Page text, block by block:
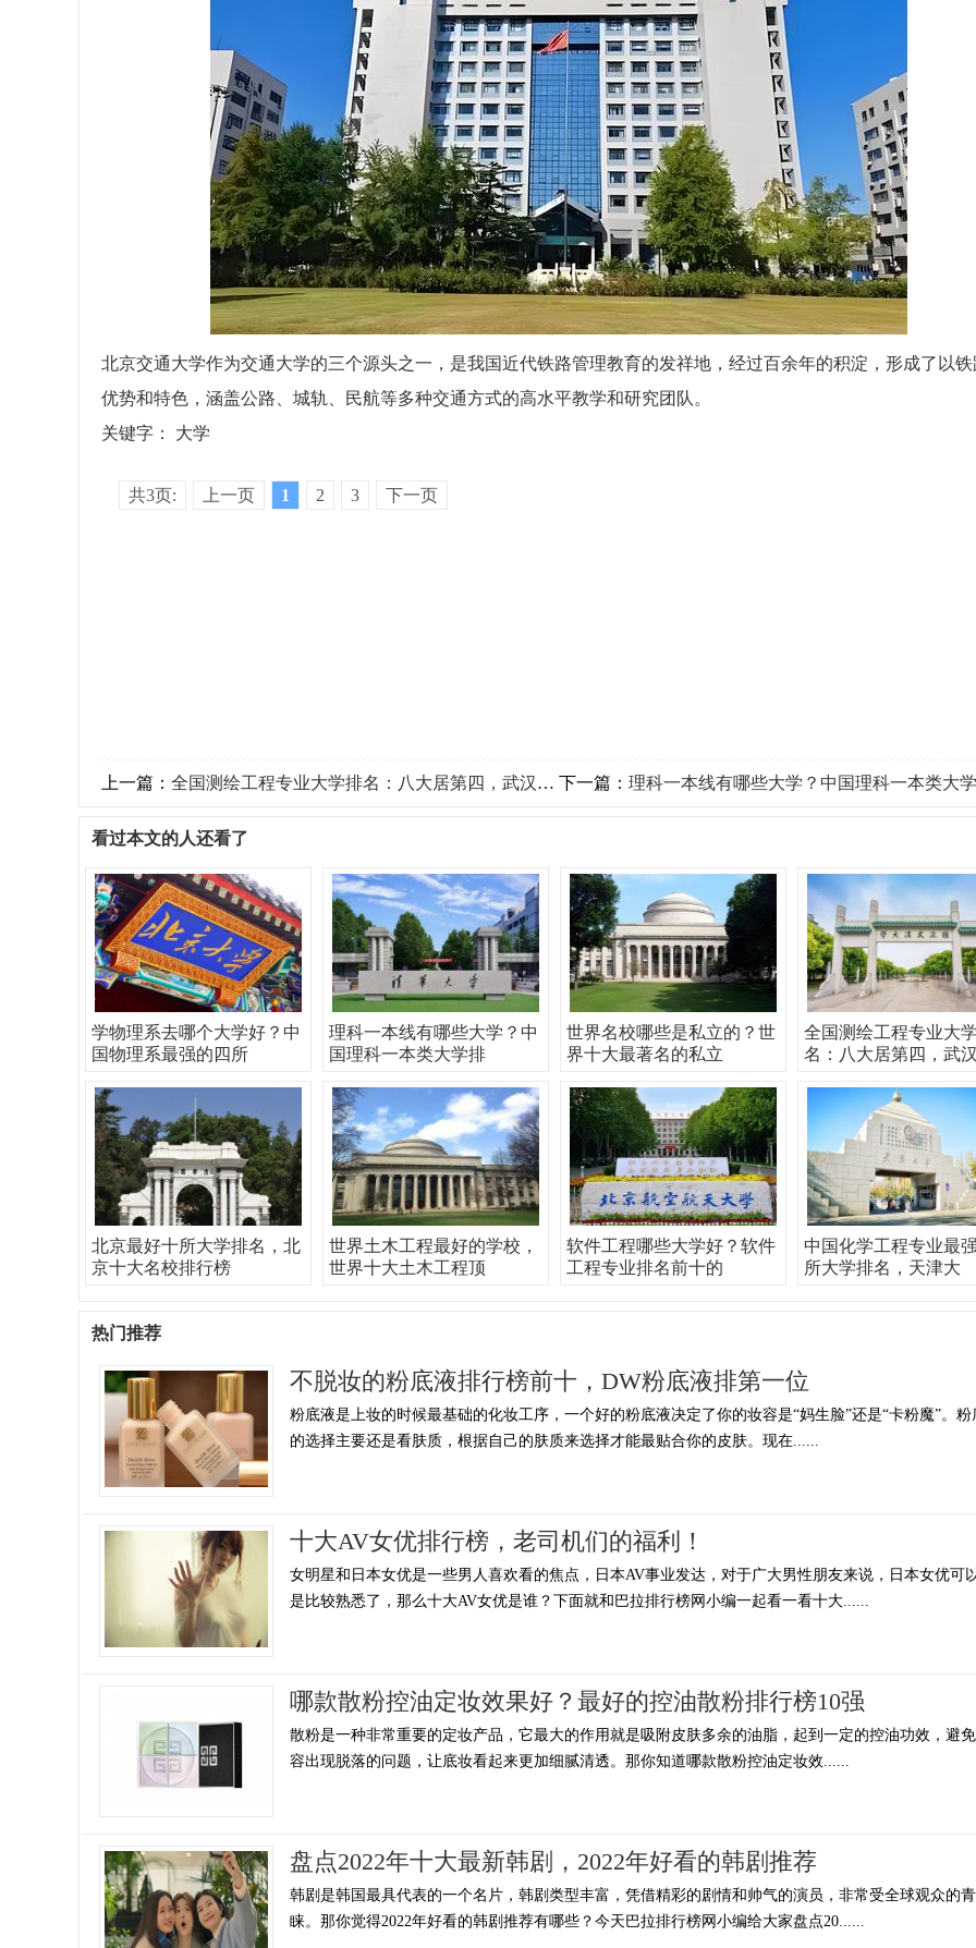
北京交通大学作为交通大学的三个源头之一，是我国近代铁路管理教育的发祥地，经过百余年的积淀，形成了以
优势和特色，涵盖公路、城轨、民航等多种交通方式的高水平教学和研究团队。
关键字： 大学
共3页: 上一页 1 2 3 下一页
上一篇： 全国测绘工程专业大学排名：八大居第四，武汉大学夺冠 下一篇： 理科一本线有哪些大学？中国理科一本类大
看过本文的人还看了
学物理系去哪个大学好？中
国物理系最强的四所
理科一本线有哪些大学？中
国理科一本类大学排
世界名校哪些是私立的？世
界十大最著名的私立
全国测绘工程专业大
名：八大居第四，武
北京最好十所大学排名，北
京十大名校排行榜
世界土木工程最好的学校，
世界十大土木工程顶
软件工程哪些大学好？软件
工程专业排名前十的
中国化学工程专业最
所大学排名，天津大
热门推荐
不脱妆的粉底液排行榜前十，DW粉底液排第一位
粉底液是上妆的时候最基础的化妆工序，一个好的粉底液决定了你的妆容是“妈生脸”还是“卡粉魔”。粉
的选择主要还是看肤质，根据自己的肤质来选择才能最贴合你的皮肤。现在......
十大AV女优排行榜，老司机们的福利！
女明星和日本女优是一些男人喜欢看的焦点，日本AV事业发达，对于广大男性朋友来说，日本女优可
是比较熟悉了，那么十大AV女优是谁？下面就和巴拉排行榜网小编一起看一看十大......
哪款散粉控油定妆效果好？最好的控油散粉排行榜10强
散粉是一种非常重要的定妆产品，它最大的作用就是吸附皮肤多余的油脂，起到一定的控油功效，避
容出现脱落的问题，让底妆看起来更加细腻清透。那你知道哪款散粉控油定妆效......
盘点2022年十大最新韩剧，2022年好看的韩剧推荐
韩剧是韩国最具代表的一个名片，韩剧类型丰富，凭借精彩的剧情和帅气的演员，非常受全球观众的青
睐。那你觉得2022年好看的韩剧推荐有哪些？今天巴拉排行榜网小编给大家盘点20......